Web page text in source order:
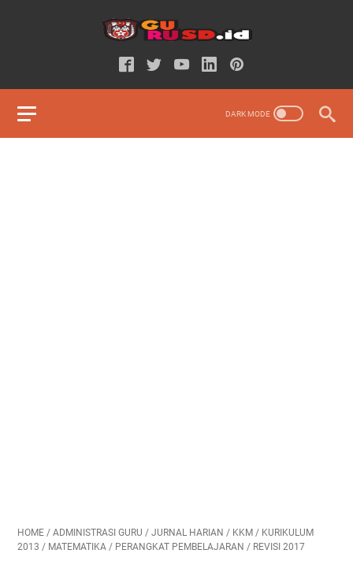
HOME / ADMINISTRASI GURU / JURNAL HARIAN / KKM / KURIKULUM
2013 / MATEMATIKA / PERANGKAT PEMBELAJARAN / REVISI 2017